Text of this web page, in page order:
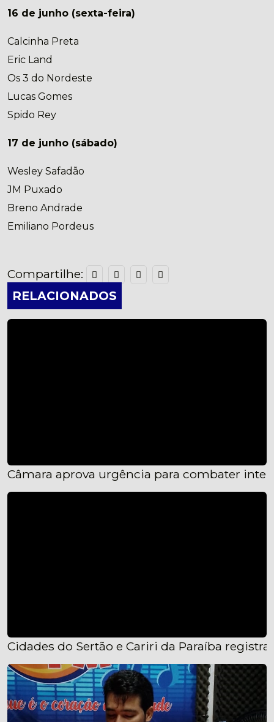
16 de junho (sexta-feira)
Calcinha Preta
Eric Land
Os 3 do Nordeste
Lucas Gomes
Spido Rey
17 de junho (sábado)
Wesley Safadão
JM Puxado
Breno Andrade
Emiliano Pordeus
Compartilhe:
RELACIONADOS
Câmara aprova urgência para combater
Cidades do Sertão e Cariri da Paraíba